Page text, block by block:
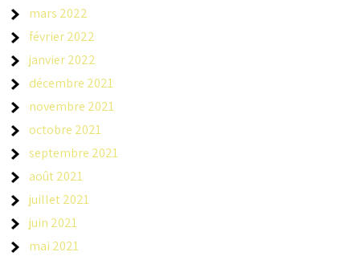
mars 2022
février 2022
janvier 2022
décembre 2021
novembre 2021
octobre 2021
septembre 2021
août 2021
juillet 2021
juin 2021
mai 2021